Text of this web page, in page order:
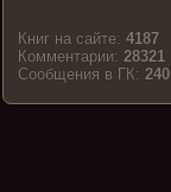
Книг на сайте:4187
Комментарии:28321
Cообщения в ГК:240